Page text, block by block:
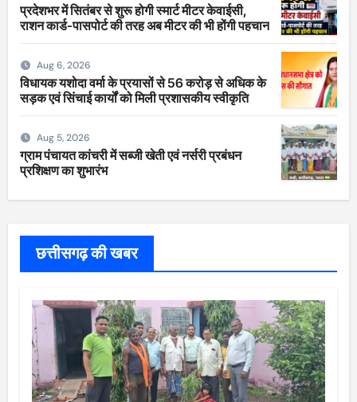
प्रदेशभर में सितंबर से शुरू होगी स्मार्ट मीटर केवाईसी,
राशन कार्ड-पासपोर्ट की तरह अब मीटर की भी होंगी पहचान
Aug 6, 2026
विधायक यशोदा वर्मा के प्रयासों से 56 करोड़ से अधिक के
सड़क एवं सिंचाई कार्यों को मिली प्रशासकीय स्वीकृति
Aug 5, 2026
ग्राम पंचायत कांचरी में सब्जी खेती एवं नर्सरी प्रबंधन
प्रशिक्षण का शुभारंभ
छत्तीसगढ़ की खबर